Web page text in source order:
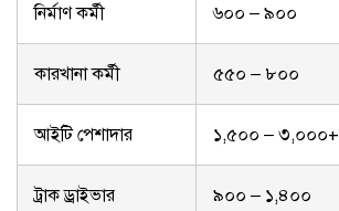
নির্মাণ কর্মী ৬০০ – ৯০০
কারখানা কর্মী ৫৫০ – ৮০০
আইটি পেশাদার ১,৫০০ – ৩,০০০+
ট্রাক ড্রাইভার ৯০০ – ১,৪০০